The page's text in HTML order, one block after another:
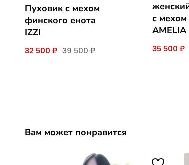
Пуховик c мехом
финского енота
IZZI
32 500 ₽ 39 500 ₽
с мехом
AMELIA
35 500 ₽
Вам может понравится